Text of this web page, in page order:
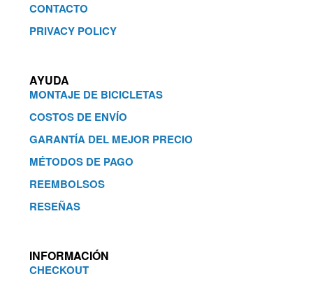
CONTACTO
PRIVACY POLICY
AYUDA
MONTAJE DE BICICLETAS
COSTOS DE ENVÍO
GARANTÍA DEL MEJOR PRECIO
MÉTODOS DE PAGO
REEMBOLSOS
RESEÑAS
INFORMACIÓN
CHECKOUT